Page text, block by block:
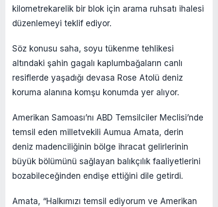
kilometrekarelik bir blok için arama ruhsatı ihalesi
düzenlemeyi teklif ediyor.
Söz konusu saha, soyu tükenme tehlikesi
altındaki şahin gagalı kaplumbağaların canlı
resiflerde yaşadığı devasa Rose Atolü deniz
koruma alanına komşu konumda yer alıyor.
Amerikan Samoası’nı ABD Temsilciler Meclisi’nde
temsil eden milletvekili Aumua Amata, derin
deniz madenciliğinin bölge ihracat gelirlerinin
büyük bölümünü sağlayan balıkçılık faaliyetlerini
bozabileceğinden endişe ettiğini dile getirdi.
Amata, “Halkımızı temsil ediyorum ve Amerikan